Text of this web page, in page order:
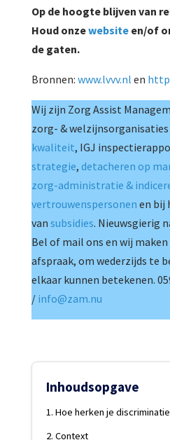
Op de hoogte blijven van
Houd onzewebsiteen/of
de gaten.
Bronnen: www.lvvv.nl en
Wij zijn Zorg Assist
zorg- & welzijnsorganisaties
kwaliteit, IGJ
strategie, detacheren op
zorg-administratie &
vertrouwenspersonen en bij
van subsidies. Nieuwsgierig
Bel of mail ons en wij
afspraak, om wederzijds te
elkaar kunnen betekenen.
/ info@zam.nu
Inhoudsopgave
Hoe herken je
Context